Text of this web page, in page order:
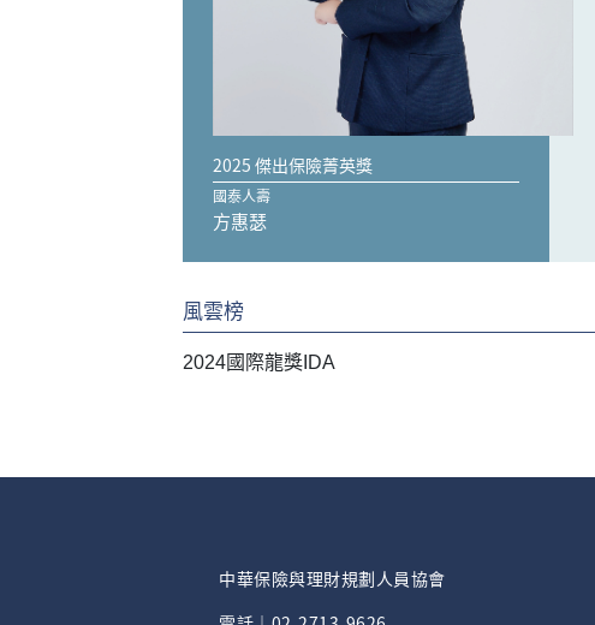
2025 傑出保險菁英獎
國泰人壽
方惠瑟
風雲榜
2024國際龍獎IDA
中華保險與理財規劃人員協會